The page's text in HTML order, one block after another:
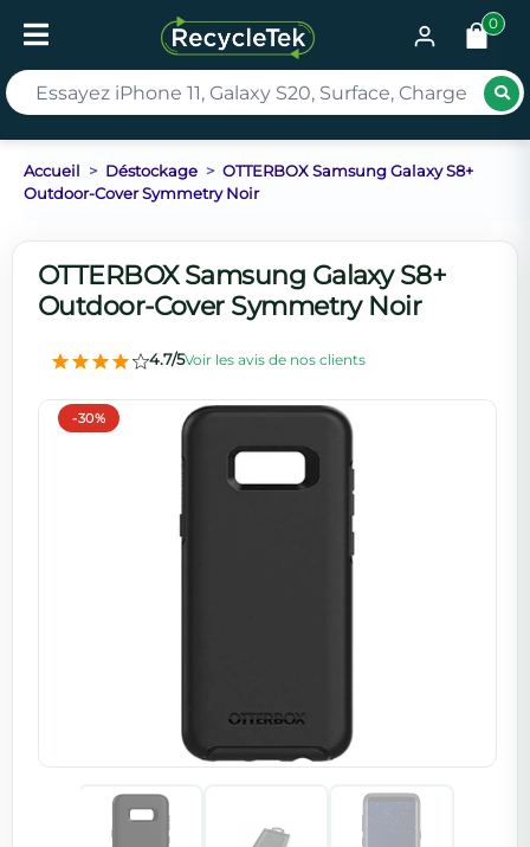
0
Accueil Déstockage
OTTERBOX Samsung Galaxy S8+
Outdoor-Cover Symmetry Noir
OTTERBOX Samsung Galaxy S8+
Outdoor-Cover Symmetry Noir
4.7/5Voir les avis de nos clients
-30%